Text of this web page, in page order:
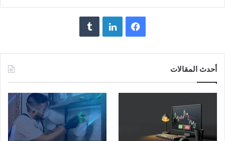
فيسبوكلينكدإن
‏Tumblr
أحدث المقالات